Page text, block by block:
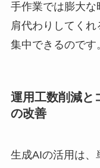
手作業では膨大
肩代わりしてく
集中できるのです
運用工数削減と
の改善
生成AIの活用は、